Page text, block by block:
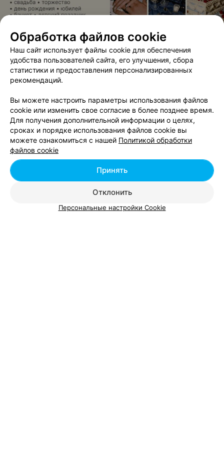
ЭФФЕКТИВНАЯ РЕКЛАМА НА САЙТЕ
Вам будет интересно
Школы танцев в м-р Пулихова в Минске
Школы танцев в м-р Северный поселок в Минске
Школы танцев в м-р Сельхозпосёлок в Минске
Обработка файлов cookie
Наш сайт использует файлы cookie для обеспечения
удобства пользователей сайта, его улучшения, сбора
статистики и предоставления персонализированных
рекомендаций.
Вы можете настроить параметры использования файлов
cookie или изменить свое согласие в более позднее время.
Для получения дополнительной информации о целях,
сроках и порядке использования файлов cookie вы
можете ознакомиться с нашей Политикой обработки
файлов cookie
Отклонить
Принять
Персональные настройки Cookie